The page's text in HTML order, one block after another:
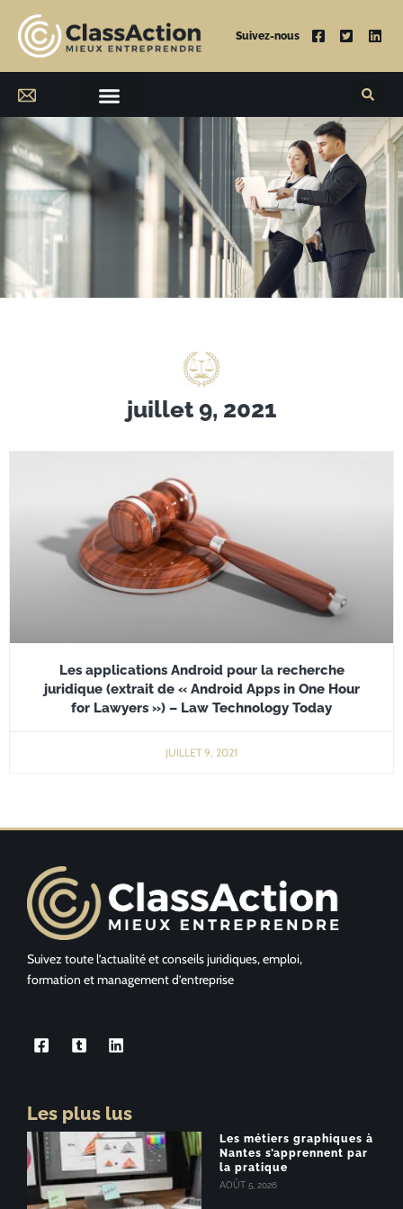
Suivez-nous
juillet 9, 2021
Les applications Android pour la recherche
juridique (extrait de « Android Apps in One Hour
for Lawyers ») – Law Technology Today
JUILLET 9, 2021
Suivez toute l’actualité et conseils juridiques, emploi,
formation et management d’entreprise
Les plus lus
Les métiers graphiques à
Nantes s’apprennent par
la pratique
AOÛT 5, 2026